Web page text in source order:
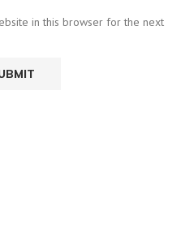
in this browser for the next